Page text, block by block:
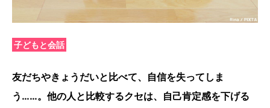
子どもと会話
友だちやきょうだいと比べて、自信を失ってしま
う……。他の人 と比較するクセは、自己肯定感を下げる